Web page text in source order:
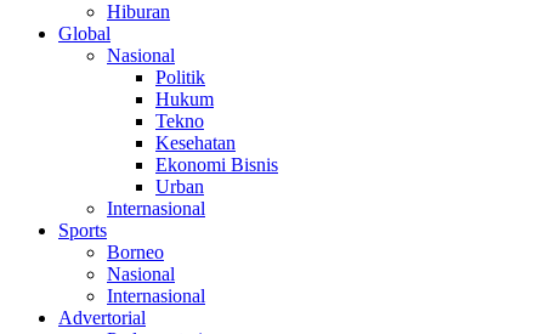
Hiburan
Global
Nasional
Politik
Hukum
Tekno
Kesehatan
Ekonomi Bisnis
Urban
Internasional
Sports
Borneo
Nasional
Internasional
Advertorial